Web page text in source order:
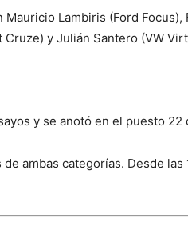
Lambiris (Ford Focus),
y Julián Santero (VW
y se anotó en el puesto 22
ambas categorías. Desde las